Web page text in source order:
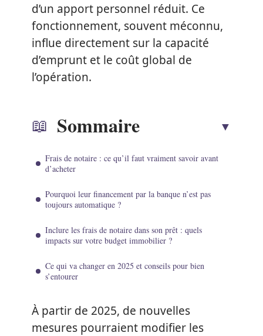
d’un apport personnel réduit. Ce
fonctionnement, souvent méconnu,
influe directement sur la capacité
d’emprunt et le coût global de
l’opération.
Sommaire
Frais de notaire : ce qu’il faut vraiment savoir avant
d’acheter
Pourquoi leur financement par la banque n’est pas
toujours automatique ?
Inclure les frais de notaire dans son prêt : quels
impacts sur votre budget immobilier ?
Ce qui va changer en 2025 et conseils pour bien
s’entourer
À partir de 2025, de nouvelles
mesures pourraient modifier les